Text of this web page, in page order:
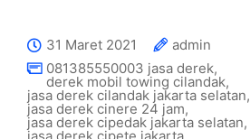
31 Maret 2021
admin
081385550003 jasa derek,
derek mobil towing cilandak,
jasa derek cilandak jakarta selatan,
jasa derek cinere 24 jam,
jasa derek cipedak jakarta selatan,